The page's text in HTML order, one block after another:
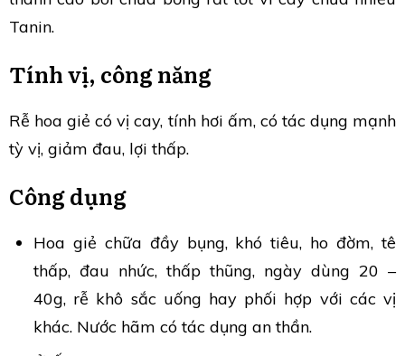
Tanin.
Tính vị, công năng
Rễ hoa giẻ có vị cay, tính hơi ấm, có tác dụng mạnh
tỳ vị, giảm đau, lợi thấp.
Công dụng
Hoa giẻ chữa đầy bụng, khó tiêu, ho đờm, tê
thấp, đau nhức, thấp thũng, ngày dùng 20 –
40g, rễ khô sắc uống hay phối hợp với các vị
khác. Nước hãm có tác dụng an thần.